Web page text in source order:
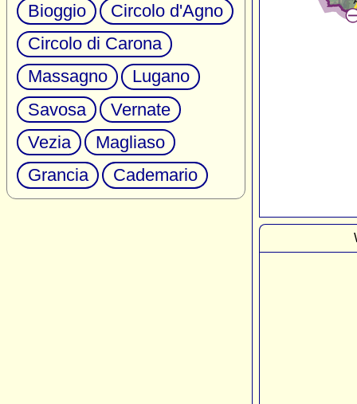
Bioggio
Circolo d'Agno
Circolo di Carona
Massagno
Lugano
Savosa
Vernate
Vezia
Magliaso
Grancia
Cademario